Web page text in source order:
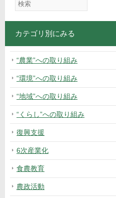
カテゴリ別にみる
“農業”への取り組み
“環境”への取り組み
“地域”への取り組み
“くらし”への取り組み
復興支援
6次産業化
食農教育
農政活動